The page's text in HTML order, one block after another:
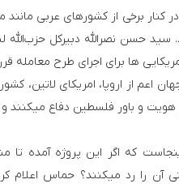
کنار برخی از کشورهای عربی
سید حسن نصرالله دبیرکل حزب‌الله
ها برای اجرای طرح معامله
اعم از اروپا، امریکای لاتین،
هویت و باور فلسطین دفاع می­کنند و
آن را رد می­کنند؟ حماس اعلام